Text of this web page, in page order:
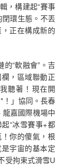
，構建起“賽事
環生態。不丟
正在構成新的
的“軟融會”。吉
，區域聯動正
聽著！現在開
！」協同。長春
嘉國際機場中
“冰雪賽事+都
你的傻氣，根
宇宙的基本定
受拘束式滑雪U